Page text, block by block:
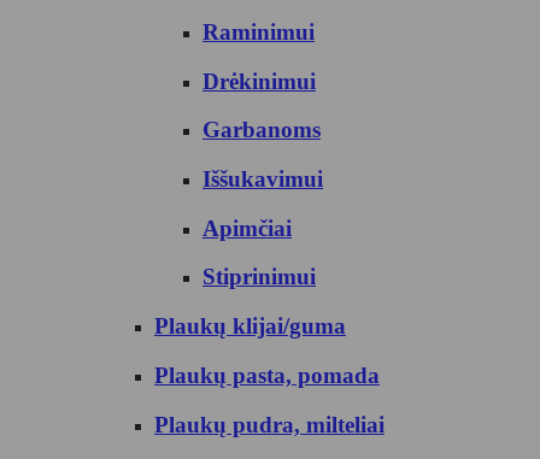
Raminimui
Drėkinimui
Garbanoms
Iššukavimui
Apimčiai
Stiprinimui
Plaukų klijai/guma
Plaukų pasta, pomada
Plaukų pudra, milteliai